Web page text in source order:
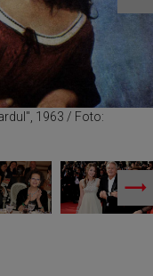
1963 / Foto: